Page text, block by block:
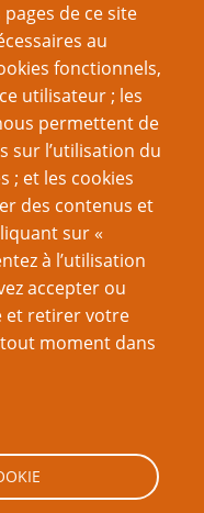
de ce site
au
fonctionnels,
utilisateur ; les
permettent de
sur l’utilisation du
; et les cookies
des contenus et
sur «
à l’utilisation
accepter ou
et retirer votre
moment dans
version Bronx
conquête de